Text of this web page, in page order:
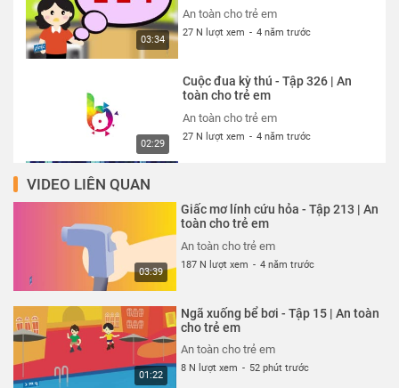
03:34
An toàn cho trẻ em
27 N lượt xem - 4 năm trước
02:29
Cuộc đua kỳ thú - Tập 326 | An
toàn cho trẻ em
An toàn cho trẻ em
27 N lượt xem - 4 năm trước
An toàn cho trẻ em
26 N lượt xem
03:23
An toàn cho trẻ em
An toàn cho trẻ em
26 N lượt xem
VIDEO LIÊN QUAN
03:39
Giấc mơ lính cứu hỏa - Tập 213 | An
toàn cho trẻ em
An toàn cho trẻ em
187 N lượt xem - 4 năm trước
01:22
Ngã xuống bể bơi - Tập 15 | An toàn
cho trẻ em
An toàn cho trẻ em
8 N lượt xem - 52 phút trước